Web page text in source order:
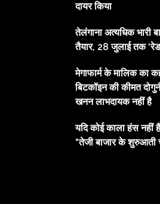
दायर किया
तेलंगाना अत्यधिक भारी
तैयार, 28 जुलाई तक
मेगाफार्म के मालिक का
बिटकॉइन की कीमत
खनन लाभदायक नहीं है
यदि कोई काला हंस नहीं
“तेजी बाजार के शुरुआती